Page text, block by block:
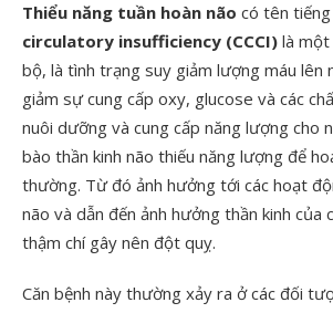
Thiểu năng tuần hoàn não có tên tiếng
circulatory insufficiency (CCCI) là một
bộ, là tình trạng suy giảm lượng máu lên
giảm sự cung cấp oxy, glucose và các
nuôi dưỡng và cung cấp năng lượng cho
bào thần kinh não thiếu năng lượng để
thường. Từ đó ảnh hưởng tới các hoạt
não và dẫn đến ảnh hưởng thần kinh của
thậm chí gây nên đột quỵ.
Căn bệnh này thường xảy ra ở các đối